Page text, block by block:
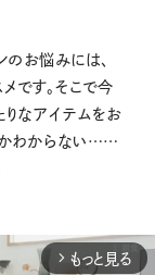
のお悩みには、
です。そこで今
りなアイテムをお
かわからない……
arrow_forward_ios もっと見る